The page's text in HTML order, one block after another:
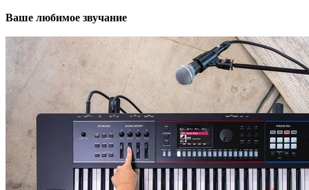
Ваше любимое звучание